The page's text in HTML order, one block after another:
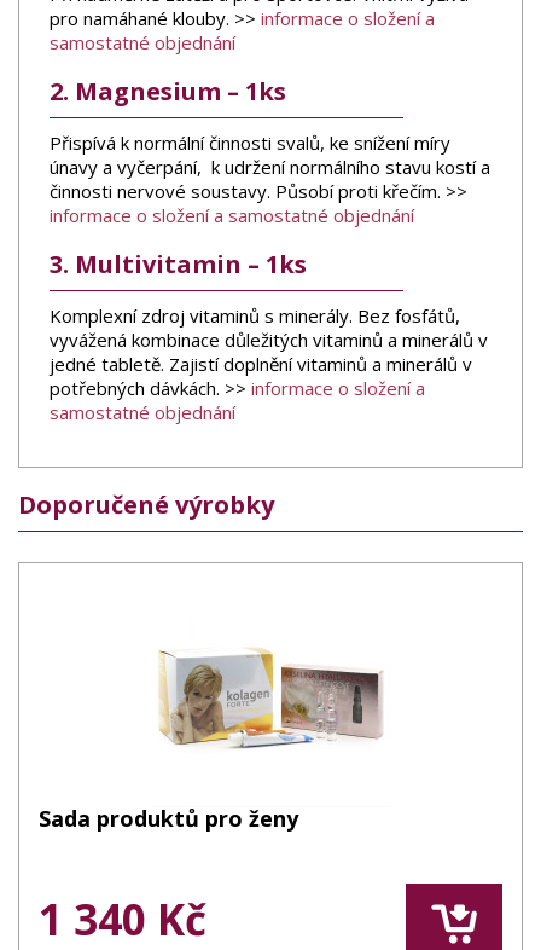
pro namáhané klouby. >> informace o složení a
samostatné objednání
2. Magnesium – 1ks
Přispívá k normální činnosti svalů, ke snížení míry
únavy a vyčerpání, k udržení normálního stavu kostí a
činnosti nervové soustavy. Působí proti křečím. >>
informace o složení a samostatné objednání
3. Multivitamin – 1ks
Komplexní zdroj vitaminů s minerály. Bez fosfátů,
vyvážená kombinace důležitých vitaminů a minerálů v
jedné tabletě. Zajistí doplnění vitaminů a minerálů v
potřebných dávkách. >> informace o složení a
samostatné objednání
Doporučené výrobky
Sada produktů pro ženy
1 340 Kč